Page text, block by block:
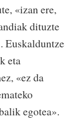
«izan ere,
dituzte
Euskalduntze
eta
«ez da
egotea».